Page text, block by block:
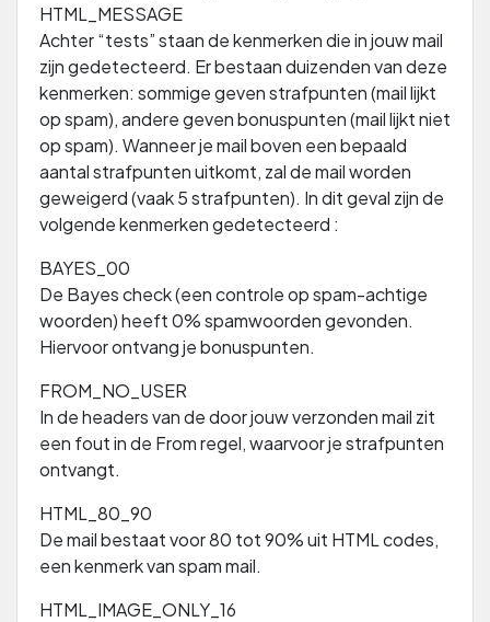
HTML_MESSAGE
Achter “tests” staan de kenmerken die in jouw mail
zijn gedetecteerd. Er bestaan duizenden van deze
kenmerken: sommige geven strafpunten (mail lijkt
op spam), andere geven bonuspunten (mail lijkt niet
op spam). Wanneer je mail boven een bepaald
aantal strafpunten uitkomt, zal de mail worden
geweigerd (vaak 5 strafpunten). In dit geval zijn de
volgende kenmerken gedetecteerd :
BAYES_00
De Bayes check (een controle op spam-achtige
woorden) heeft 0% spamwoorden gevonden.
Hiervoor ontvang je bonuspunten.
FROM_NO_USER
In de headers van de door jouw verzonden mail zit
een fout in de From regel, waarvoor je strafpunten
ontvangt.
HTML_80_90
De mail bestaat voor 80 tot 90% uit HTML codes,
een kenmerk van spam mail.
HTML_IMAGE_ONLY_16